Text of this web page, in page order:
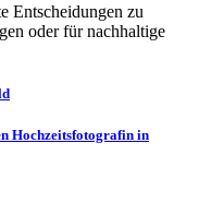
Entscheidungen zu
oder für nachhaltige
Hochzeitsfotografin in